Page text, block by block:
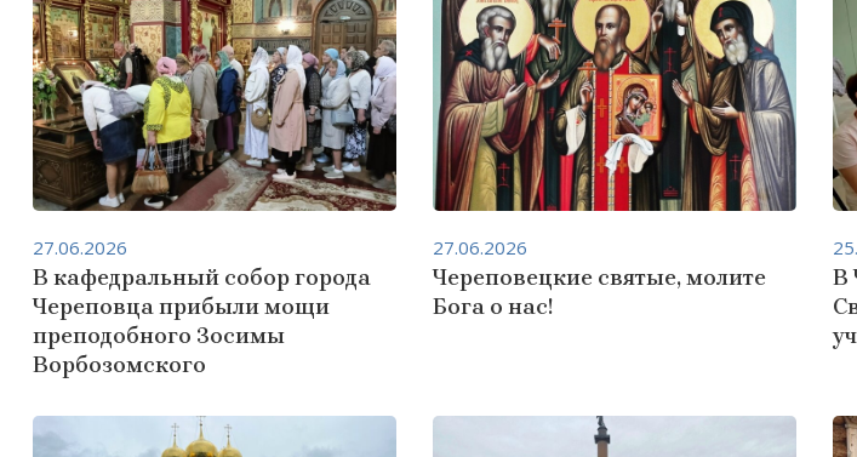
В кафедральный собор города
Череповца прибыли мощи
преподобного Зосимы
Ворбозомского
27.06.2026
Череповецкие святые, молите
Бога о нас!
27.06.2026
В